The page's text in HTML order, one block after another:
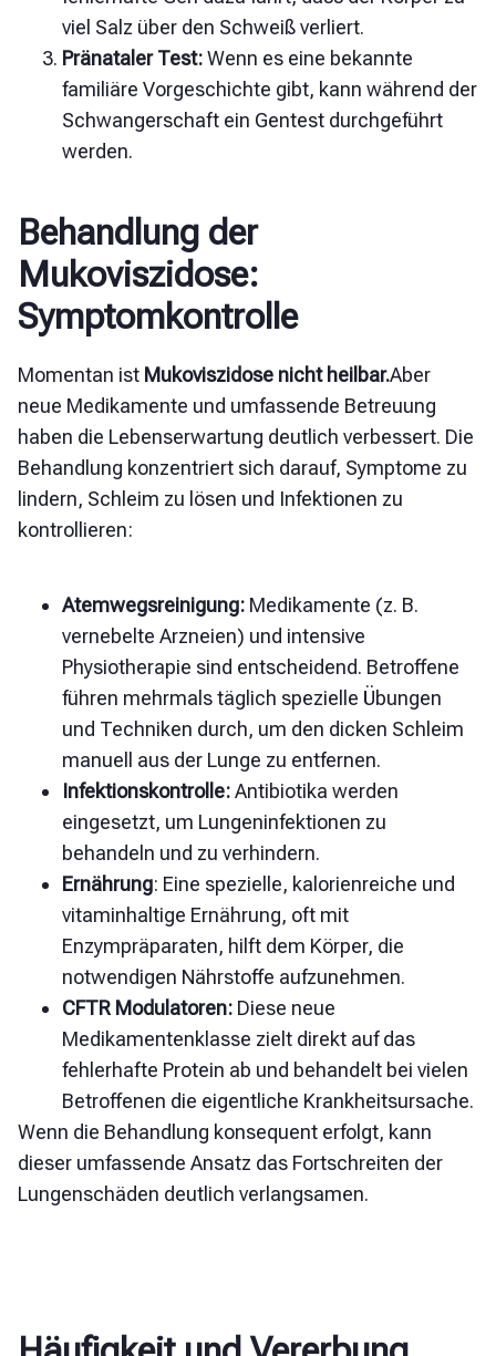
viel Salz über den Schweiß verliert.
Pränataler Test:Wenn es eine bekannte
familiäre Vorgeschichte gibt, kann während der
Schwangerschaft ein Gentest durchgeführt
werden.
Behandlung der
Mukoviszidose:
Symptomkontrolle
Momentan ist Mukoviszidose nicht heilbar.Aber
neue Medikamente und umfassende Betreuung
haben die Lebenserwartung deutlich verbessert. Die
Behandlung konzentriert sich darauf, Symptome zu
lindern, Schleim zu lösen und Infektionen zu
kontrollieren:
Atemwegsreinigung: Medikamente (z. B.
vernebelte Arzneien) und intensive
Physiotherapie sind entscheidend. Betroffene
führen mehrmals täglich spezielle Übungen
und Techniken durch, um den dicken Schleim
manuell aus der Lunge zu entfernen.
Infektionskontrolle:Antibiotika werden
eingesetzt, um Lungeninfektionen zu
behandeln und zu verhindern.
Ernährung: Eine spezielle, kalorienreiche und
vitaminhaltige Ernährung, oft mit
Enzympräparaten, hilft dem Körper, die
notwendigen Nährstoffe aufzunehmen.
CFTR Modulatoren: Diese neue
Medikamentenklasse zielt direkt auf das
fehlerhafte Protein ab und behandelt bei vielen
Betroffenen die eigentliche Krankheitsursache.
Wenn die Behandlung konsequent erfolgt, kann
dieser umfassende Ansatz das Fortschreiten der
Lungenschäden deutlich verlangsamen.